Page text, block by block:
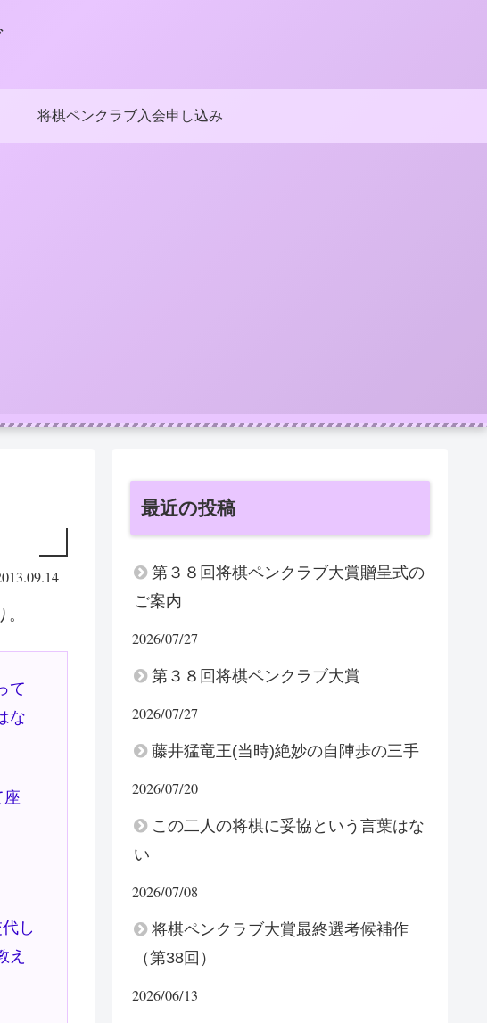
将棋ペンクラブ入会申し込み
て
な
座
し
え
最近の投稿
第３８回将棋ペンクラブ大賞贈呈式の
ご案内
2026/07/27
第３８回将棋ペンクラブ大賞
2026/07/27
藤井猛竜王(当時)絶妙の自陣歩の三手
2026/07/20
この二人の将棋に妥協という言葉はな
い
2026/07/08
将棋ペンクラブ大賞最終選考候補作
（第38回）
2026/06/13